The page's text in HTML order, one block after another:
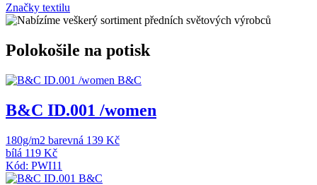
Značky textilu
Polokošile na potisk
B&C
B&C ID.001 /women
180g/m2 barevná 139 Kč
bílá 119 Kč
Kód: PWI11
B&C